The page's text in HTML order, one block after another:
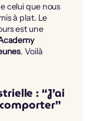
celui que nous
à plat. Le
est une
. Voilà
: “J’ai